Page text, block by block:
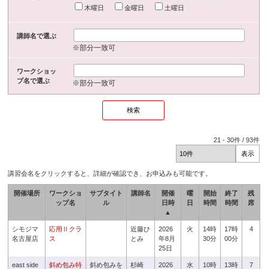
木曜日
金曜日 土曜日
講師名で選ぶ
※部分一致可
ワークショッ
プ名で選ぶ
※部分一致可
21 -30件 /93件
講習会名をクリックすると、詳細が確認でき、お申込みも可能です。
開催場所
ワークショ
ップ名
サブタイト
ル
講師名
開催
日時
▲
曜
日
開始
時間
終了
時間
残
席
シモジマ
名古屋店
応用Ⅱクラ
ス
近藤ひ
とみ
2026
年8月
25日
火
14時
30分
17時
00分
4
east side
斜め包み特
斜め包みを
杉崎
2026
水
10時
13時
7